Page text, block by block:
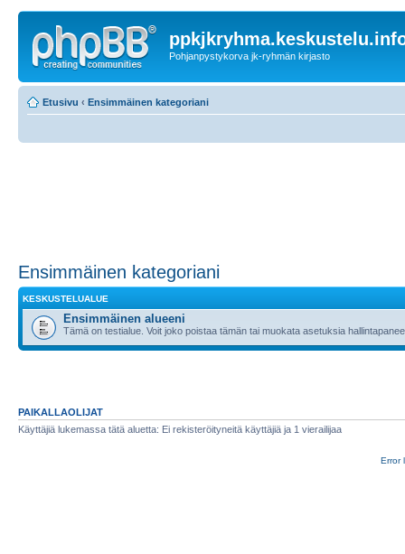
Pohjanpystykorva jk-ryhmän kirjasto
Etusivu ‹ Ensimmäinen kategoriani
Ensimmäinen kategoriani
KESKUSTELUALUE
Ensimmäinen alueeni
Tämä on testialue. Voit joko poistaa tämän tai muokata asetuksia
PAIKALLAOLIJAT
Käyttäjiä lukemassa tätä aluetta: Ei rekisteröityneitä käyttäjiä ja 1 vierailijaa
Error